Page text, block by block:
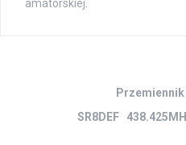
amatorskiej.
Przemiennik
SR8DEF